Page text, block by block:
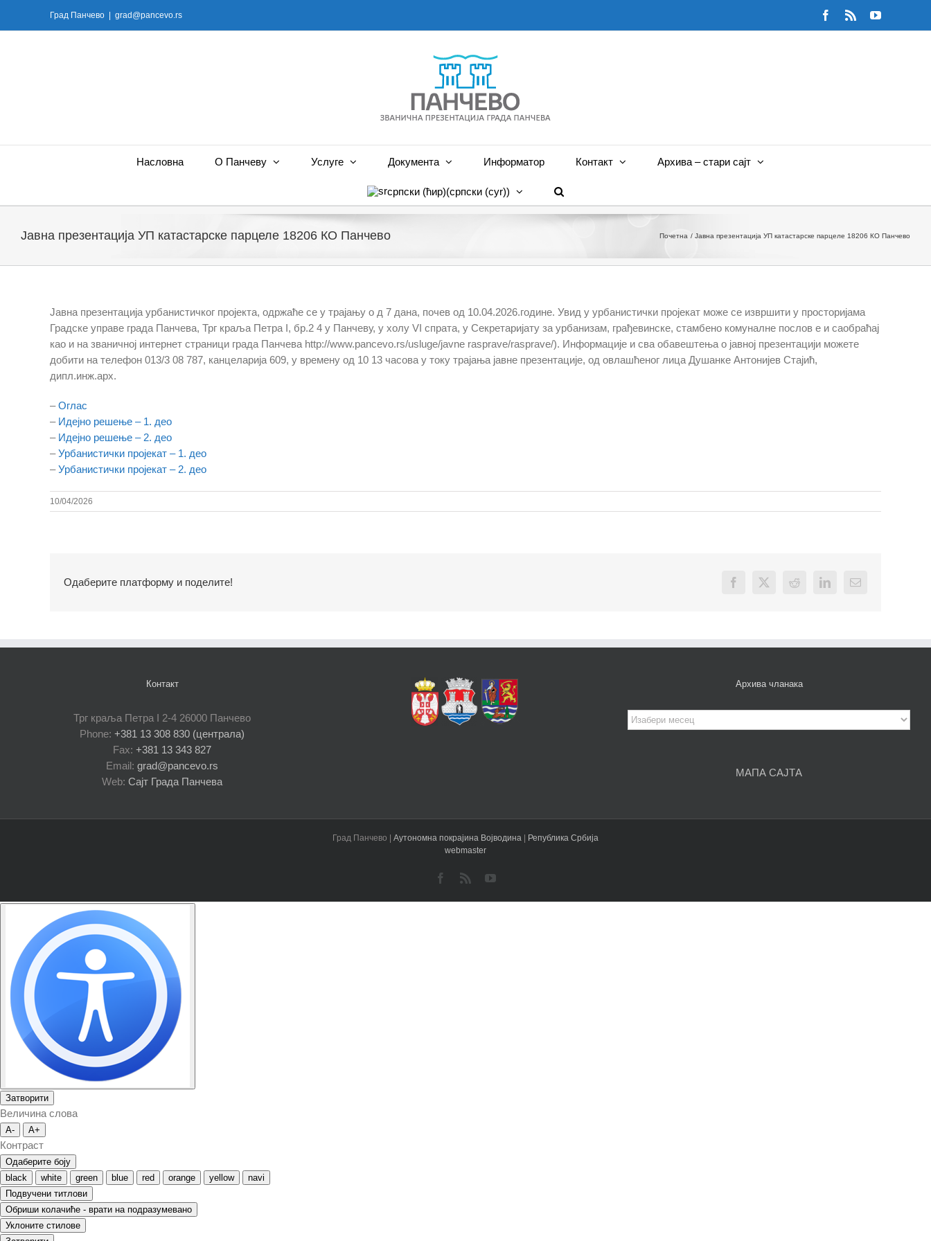
Град Панчево grad@pancevo.rs Facebook
Rss YouTube
Насловна О Панчеву Услуге Документа Информатор Контакт Архива – стари сајт
српски (ћир)(српски (cyr))
Јавна презентација УП катастарске парцеле 18206 КО Панчево Почетна Јавна презентација УП катастарске парцеле 18206 КО Панчево
Јавна презентација урбанистичког пројекта, одржаће се у трајању о д 7 дана, почев од 10.04.2026.године. Увид у урбанистички пројекат може се извршити у просторијама
Градске управе града Панчева, Трг краља Петра I, бр.2 4 у Панчеву, у холу VI спрата, у Секретаријату за урбанизам, грађевинске, стамбено комуналне послов е и саобраћај
као и на званичној интернет страници града Панчева http://www.pancevo.rs/usluge/javne rasprave/rasprave/). Информације и сва обавештења о јавној презентацији можете
добити на телефон 013/3 08 787, канцеларија 609, у времену од 10 13 часова у току трајања јавне презентације, од овлашћеног лица Душанке Антонијев Стајић,
дипл.инж.арх.
–Оглас
– Идејно решење – 1. део
– Идејно решење – 2. део
–Урбанистички пројекат – 1. део
–Урбанистички пројекат – 2. део
10/04/2026
Одаберите платформу и поделите! Facebook
X Reddit LinkedInEmail
Контакт
Трг краља Петра I 2-4 26000 Панчево
Phone: +381 13 308 830 (централа)
Fax: +381 13 343 827
Email: grad@pancevo.rs
Web: Сајт Града Панчева
Архива чланака
Архива
чланака
МАПА САЈТА
Град Панчево | Аутономна покрајина Војводина | Република Србија
webmaster
Facebook
Rss YouTube
Затворити
Величина слова
A- A+
Контраст
Одаберите боју
black
white green blue red orange yellow
navi
Подвучени титлови
Обриши колачиће - врати на подразумевано
Уклоните стилове